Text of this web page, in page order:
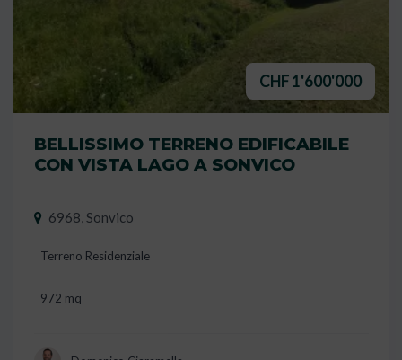
CHF 1'600'000
BELLISSIMO TERRENO EDIFICABILE
CON VISTA LAGO A SONVICO
6968, Sonvico
Terreno Residenziale
972 mq